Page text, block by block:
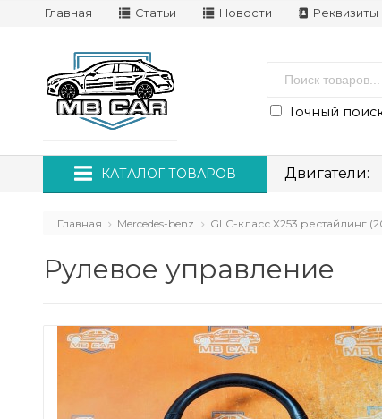
Главная Статьи Новости Реквизиты
Точный
КАТАЛОГ ТОВАРОВ Двигатели:
Главная Mercedes-benz GLC-класс X253 рестайлинг
Рулевое управление